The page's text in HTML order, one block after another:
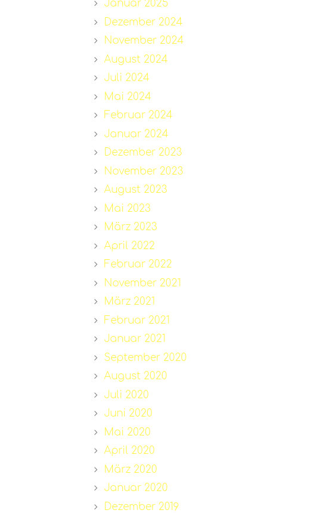
Januar 2025
Dezember 2024
November 2024
August 2024
Juli 2024
Mai 2024
Februar 2024
Januar 2024
Dezember 2023
November 2023
August 2023
Mai 2023
März 2023
April 2022
Februar 2022
November 2021
März 2021
Februar 2021
Januar 2021
September 2020
August 2020
Juli 2020
Juni 2020
Mai 2020
April 2020
März 2020
Januar 2020
Dezember 2019